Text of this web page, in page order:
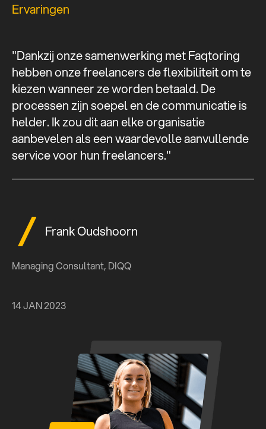
Ervaringen
"Dankzij onze samenwerking met Faqtoring
hebben onze freelancers de flexibiliteit om te
kiezen wanneer ze worden betaald. De
processen zijn soepel en de communicatie is
helder. Ik zou dit aan elke organisatie
aanbevelen als een waardevolle aanvullende
service voor hun freelancers."
Frank Oudshoorn
Managing Consultant, DIQQ
14 JAN 2023